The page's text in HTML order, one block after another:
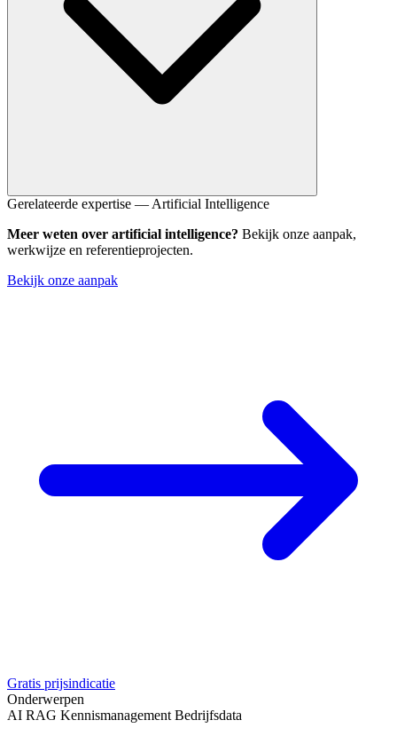
RAG minimaliseert hallucinaties doordat de AI alleen antwoordt op
documenten en geeft eerlijk aan wanneer het antwoord niet in de
bronnen te vinden is.
Gerelateerde expertise — Artificial Intelligence
Meer weten over artificial intelligence? Bekijk onze aanpak,
werkwijze en referentieprojecten.
Bekijk onze aanpak
Gratis prijsindicatie
Onderwerpen
AI RAG Kennismanagement Bedrijfsdata